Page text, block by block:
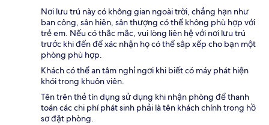
Nơi lưu trú này có không gian ngoài trời, chẳng hạn như
ban công, sân hiên, sân thượng có thể không phù hợp với
trẻ em. Nếu có thắc mắc, vui lòng liên hệ với nơi lưu trú
trước khi đến để xác nhận họ có thể sắp xếp cho bạn một
phòng phù hợp.
Khách có thể an tâm nghỉ ngơi khi biết có máy phát hiện
khói trong khuôn viên.
Tên trên thẻ tín dụng sử dụng khi nhận phòng để thanh
toán các chi phí phát sinh phải là tên khách chính trong hồ
sơ đặt phòng.